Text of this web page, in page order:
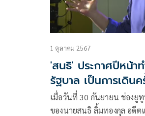
1 ตุลาคม 2567
'สนธิ' ประกาศปีหน้า
รัฐบาล เป็นการเดิน
เมื่อวันที่ 30 กันยายน ช่องยู
ของนายสนธิ ลิ้มทองกุล อดี